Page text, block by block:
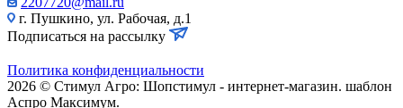
г. Пушкино, ул. Рабочая, д.1
Подписаться на рассылку
Политика конфиденциальности
2026 © Стимул Агро: Шопстимул - интернет-магазин. шаблон
Аспро Максимум.